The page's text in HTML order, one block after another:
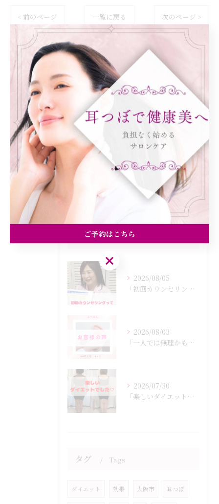
< 前のページ 一覧に戻る 次のページ >
カテゴリー Categories
全てのカテゴリー
ダイエット
健康
美容エステ
食欲
最近の投稿
2026/08/05
「初回カウンセリングでは何をするの？」
2026/08/03
「一人では無理かも…」
2026/07/30
「楽しいダイエットでした♡」
タグ Tags
ダイエット 効果 大阪市 耳つぼ
ご予約はこちら
ご予約はこちら